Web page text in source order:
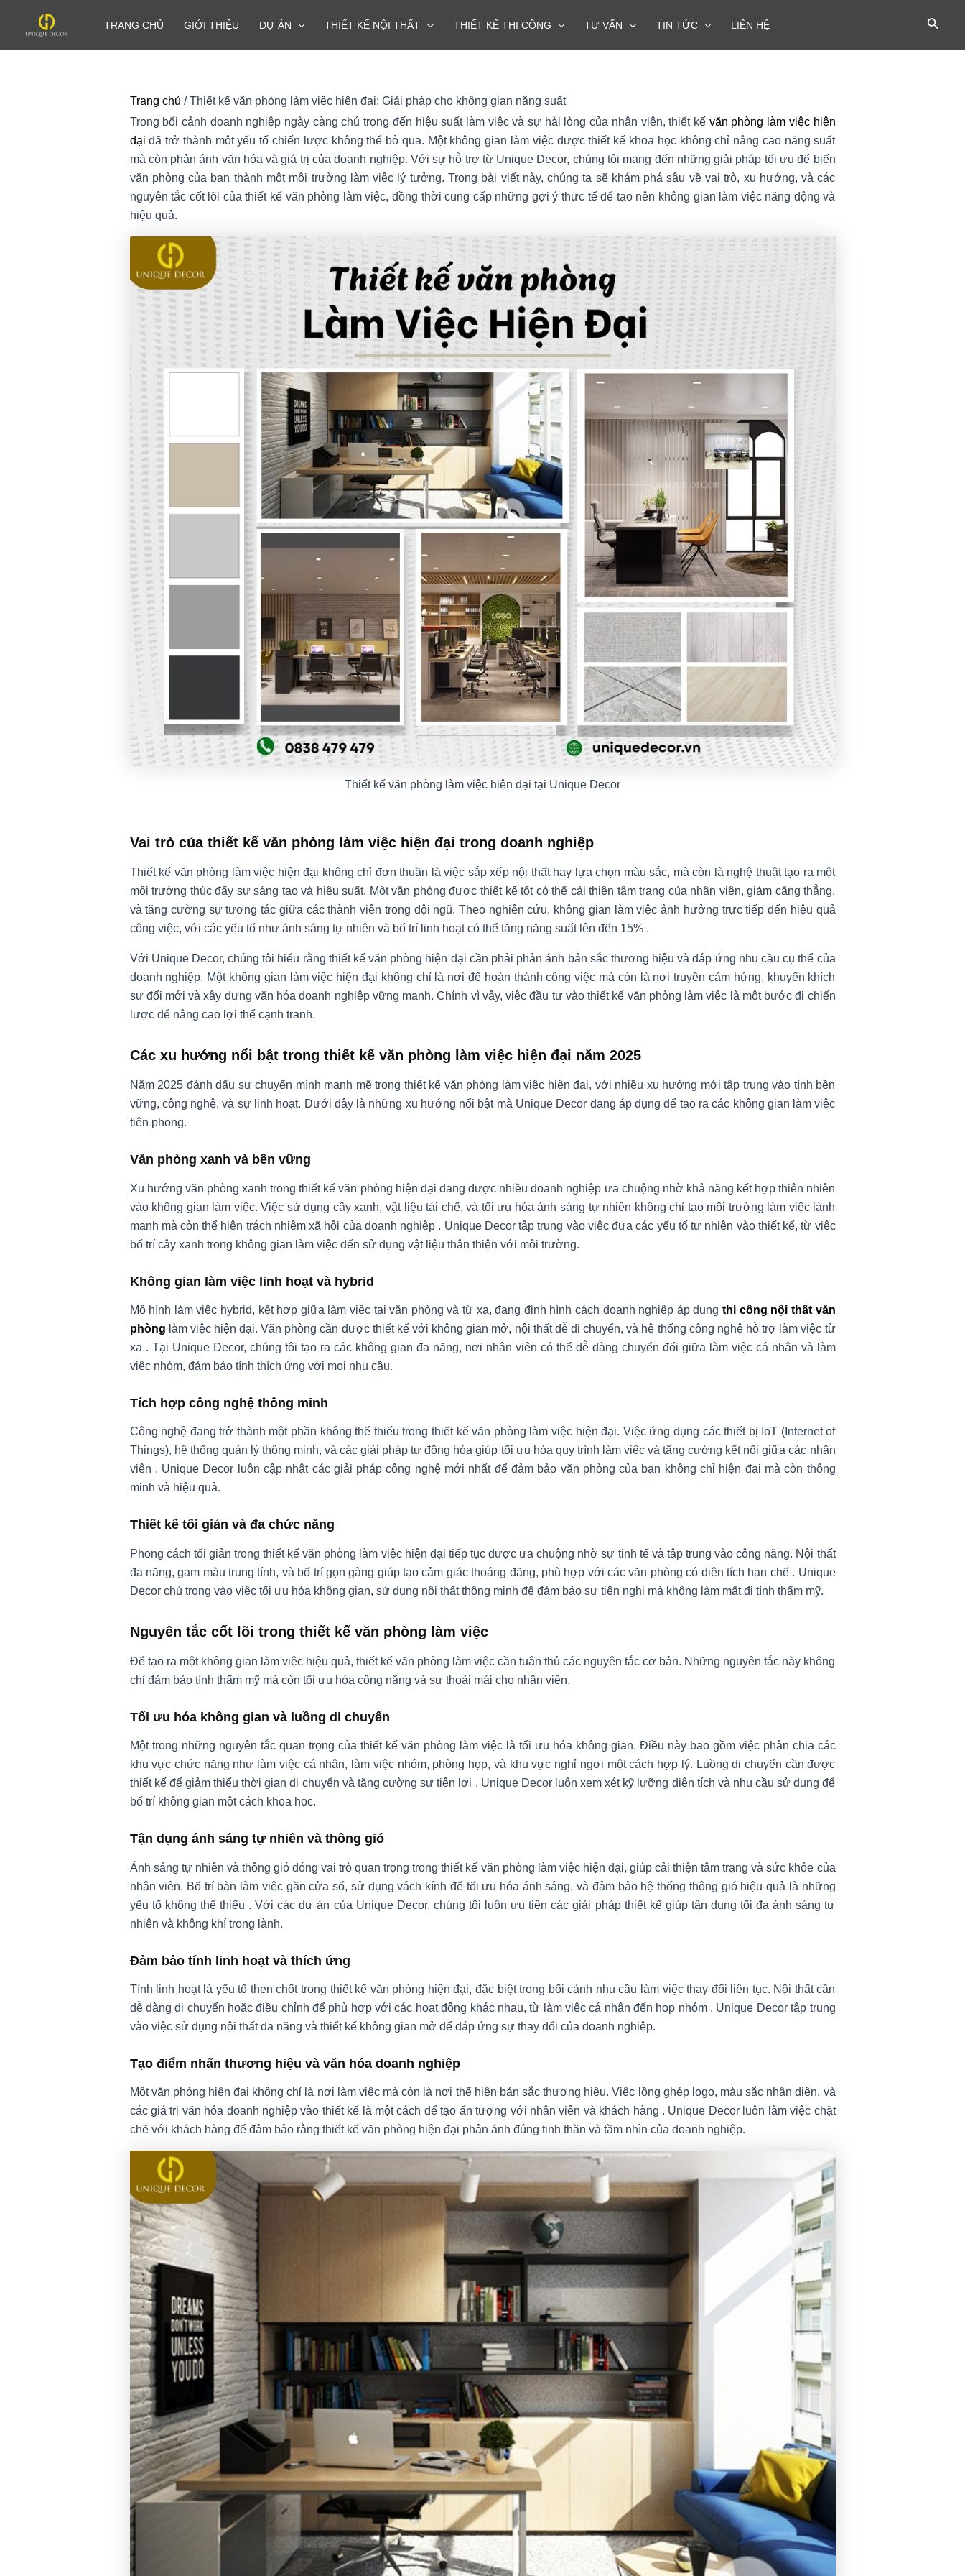
TRANG CHỦ GIỚI THIỆU DỰ ÁN THIẾT KẾ NỘI THẤT THIẾT KẾ THI CÔNG TƯ VẤN TIN TỨC LIÊN HỆ
Trang chủ /Thiết kế văn phòng làm việc hiện đại: Giải pháp cho không gian năng suất
Trong bối cảnh doanh nghiệp ngày càng chú trọng đến hiệu suất làm việc và sự hài lòng của nhân viên, thiết kế văn phòng làm việc hiện
đại đã trở thành một yếu tố chiến lược không thể bỏ qua. Một không gian làm việc được thiết kế khoa học không chỉ nâng cao năng suất
mà còn phản ánh văn hóa và giá trị của doanh nghiệp. Với sự hỗ trợ từ Unique Decor, chúng tôi mang đến những giải pháp tối ưu để biến
văn phòng của bạn thành một môi trường làm việc lý tưởng. Trong bài viết này, chúng ta sẽ khám phá sâu về vai trò, xu hướng, và các
nguyên tắc cốt lõi của thiết kế văn phòng làm việc, đồng thời cung cấp những gợi ý thực tế để tạo nên không gian làm việc năng động và
hiệu quả.
Thiết kế văn phòng làm việc hiện đại tại Unique Decor
Vai trò của thiết kế văn phòng làm việc hiện đại trong doanh nghiệp
Thiết kế văn phòng làm việc hiện đại không chỉ đơn thuần là việc sắp xếp nội thất hay lựa chọn màu sắc, mà còn là nghệ thuật tạo ra một
môi trường thúc đẩy sự sáng tạo và hiệu suất. Một văn phòng được thiết kế tốt có thể cải thiện tâm trạng của nhân viên, giảm căng thẳng,
và tăng cường sự tương tác giữa các thành viên trong đội ngũ. Theo nghiên cứu, không gian làm việc ảnh hưởng trực tiếp đến hiệu quả
công việc, với các yếu tố như ánh sáng tự nhiên và bố trí linh hoạt có thể tăng năng suất lên đến 15% .
Với Unique Decor, chúng tôi hiểu rằng thiết kế văn phòng hiện đại cần phải phản ánh bản sắc thương hiệu và đáp ứng nhu cầu cụ thể của
doanh nghiệp. Một không gian làm việc hiện đại không chỉ là nơi để hoàn thành công việc mà còn là nơi truyền cảm hứng, khuyến khích
sự đổi mới và xây dựng văn hóa doanh nghiệp vững mạnh. Chính vì vậy, việc đầu tư vào thiết kế văn phòng làm việc là một bước đi chiến
lược để nâng cao lợi thế cạnh tranh.
Các xu hướng nổi bật trong thiết kế văn phòng làm việc hiện đại năm 2025
Năm 2025 đánh dấu sự chuyển mình mạnh mẽ trong thiết kế văn phòng làm việc hiện đại, với nhiều xu hướng mới tập trung vào tính bền
vững, công nghệ, và sự linh hoạt. Dưới đây là những xu hướng nổi bật mà Unique Decor đang áp dụng để tạo ra các không gian làm việc
tiên phong.
Văn phòng xanh và bền vững
Xu hướng văn phòng xanh trong thiết kế văn phòng hiện đại đang được nhiều doanh nghiệp ưa chuộng nhờ khả năng kết hợp thiên nhiên
vào không gian làm việc. Việc sử dụng cây xanh, vật liệu tái chế, và tối ưu hóa ánh sáng tự nhiên không chỉ tạo môi trường làm việc lành
mạnh mà còn thể hiện trách nhiệm xã hội của doanh nghiệp . Unique Decor tập trung vào việc đưa các yếu tố tự nhiên vào thiết kế, từ việc
bố trí cây xanh trong không gian làm việc đến sử dụng vật liệu thân thiện với môi trường.
Không gian làm việc linh hoạt và hybrid
Mô hình làm việc hybrid, kết hợp giữa làm việc tại văn phòng và từ xa, đang định hình cách doanh nghiệp áp dụngthi công nội thất văn
phòng làm việc hiện đại. Văn phòng cần được thiết kế với không gian mở, nội thất dễ di chuyển, và hệ thống công nghệ hỗ trợ làm việc từ
xa . Tại Unique Decor, chúng tôi tạo ra các không gian đa năng, nơi nhân viên có thể dễ dàng chuyển đổi giữa làm việc cá nhân và làm
việc nhóm, đảm bảo tính thích ứng với mọi nhu cầu.
Tích hợp công nghệ thông minh
Công nghệ đang trở thành một phần không thể thiếu trong thiết kế văn phòng làm việc hiện đại. Việc ứng dụng các thiết bị IoT (Internet of
Things), hệ thống quản lý thông minh, và các giải pháp tự động hóa giúp tối ưu hóa quy trình làm việc và tăng cường kết nối giữa các nhân
viên . Unique Decor luôn cập nhật các giải pháp công nghệ mới nhất để đảm bảo văn phòng của bạn không chỉ hiện đại mà còn thông
minh và hiệu quả.
Thiết kế tối giản và đa chức năng
Phong cách tối giản trong thiết kế văn phòng làm việc hiện đại tiếp tục được ưa chuộng nhờ sự tinh tế và tập trung vào công năng. Nội thất
đa năng, gam màu trung tính, và bố trí gọn gàng giúp tạo cảm giác thoáng đãng, phù hợp với các văn phòng có diện tích hạn chế . Unique
Decor chú trọng vào việc tối ưu hóa không gian, sử dụng nội thất thông minh để đảm bảo sự tiện nghi mà không làm mất đi tính thẩm mỹ.
Nguyên tắc cốt lõi trong thiết kế văn phòng làm việc
Để tạo ra một không gian làm việc hiệu quả, thiết kế văn phòng làm việc cần tuân thủ các nguyên tắc cơ bản. Những nguyên tắc này không
chỉ đảm bảo tính thẩm mỹ mà còn tối ưu hóa công năng và sự thoải mái cho nhân viên.
Tối ưu hóa không gian và luồng di chuyển
Một trong những nguyên tắc quan trọng của thiết kế văn phòng làm việc là tối ưu hóa không gian. Điều này bao gồm việc phân chia các
khu vực chức năng như làm việc cá nhân, làm việc nhóm, phòng họp, và khu vực nghỉ ngơi một cách hợp lý. Luồng di chuyển cần được
thiết kế để giảm thiểu thời gian di chuyển và tăng cường sự tiện lợi . Unique Decor luôn xem xét kỹ lưỡng diện tích và nhu cầu sử dụng để
bố trí không gian một cách khoa học.
Tận dụng ánh sáng tự nhiên và thông gió
Ánh sáng tự nhiên và thông gió đóng vai trò quan trọng trong thiết kế văn phòng làm việc hiện đại, giúp cải thiện tâm trạng và sức khỏe của
nhân viên. Bố trí bàn làm việc gần cửa sổ, sử dụng vách kính để tối ưu hóa ánh sáng, và đảm bảo hệ thống thông gió hiệu quả là những
yếu tố không thể thiếu . Với các dự án của Unique Decor, chúng tôi luôn ưu tiên các giải pháp thiết kế giúp tận dụng tối đa ánh sáng tự
nhiên và không khí trong lành.
Đảm bảo tính linh hoạt và thích ứng
Tính linh hoạt là yếu tố then chốt trong thiết kế văn phòng hiện đại, đặc biệt trong bối cảnh nhu cầu làm việc thay đổi liên tục. Nội thất cần
dễ dàng di chuyển hoặc điều chỉnh để phù hợp với các hoạt động khác nhau, từ làm việc cá nhân đến họp nhóm . Unique Decor tập trung
vào việc sử dụng nội thất đa năng và thiết kế không gian mở để đáp ứng sự thay đổi của doanh nghiệp.
Tạo điểm nhấn thương hiệu và văn hóa doanh nghiệp
Một văn phòng hiện đại không chỉ là nơi làm việc mà còn là nơi thể hiện bản sắc thương hiệu. Việc lồng ghép logo, màu sắc nhận diện, và
các giá trị văn hóa doanh nghiệp vào thiết kế là một cách để tạo ấn tượng với nhân viên và khách hàng . Unique Decor luôn làm việc chặt
chẽ với khách hàng để đảm bảo rằng thiết kế văn phòng hiện đại phản ánh đúng tinh thần và tầm nhìn của doanh nghiệp.